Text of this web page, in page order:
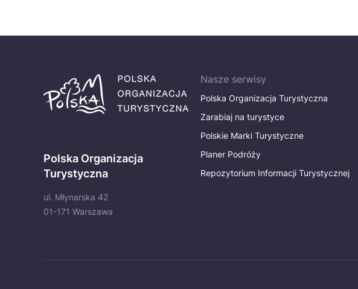
Polska Organizacja
Turystyczna
ul. Młynarska 42
01-171 Warszawa
Nasze serwisy
Polska Organizacja Turystyczna
Zarabiaj na turystyce
Polskie Marki Turystyczne
Planer Podróży
Repozytorium Informacji Turystycznej